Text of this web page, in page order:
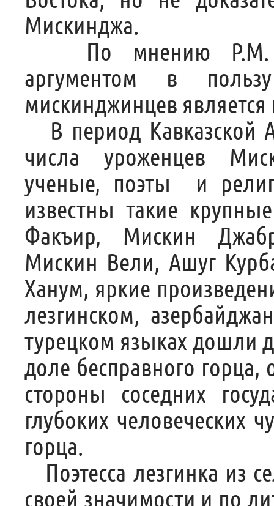
Мискинджа.
По мнению P.M.
аргументом в
мискинджинцев
В период Кавказской
числа уроженцев
ученые, поэты и
известны такие
Факъир, Мискин
Мискин Вели, Ашуг
Ханум, яркие
лезгинском,
турецком языках дошли
доле бесправного горца,
стороны соседних
глубоких человеческих
горца.
Поэтесса лезгинка из
своей значимости и по